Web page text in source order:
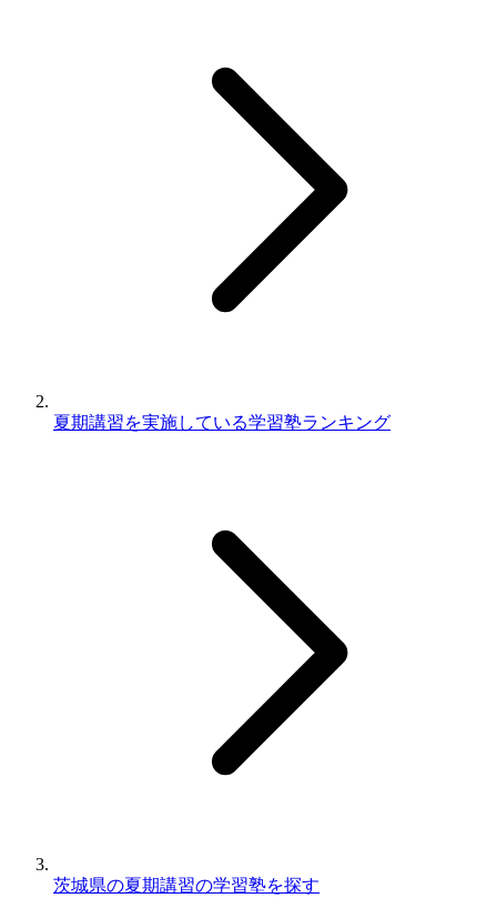
夏期講習を実施している学習塾ランキング
茨城県の夏期講習の学習塾を探す